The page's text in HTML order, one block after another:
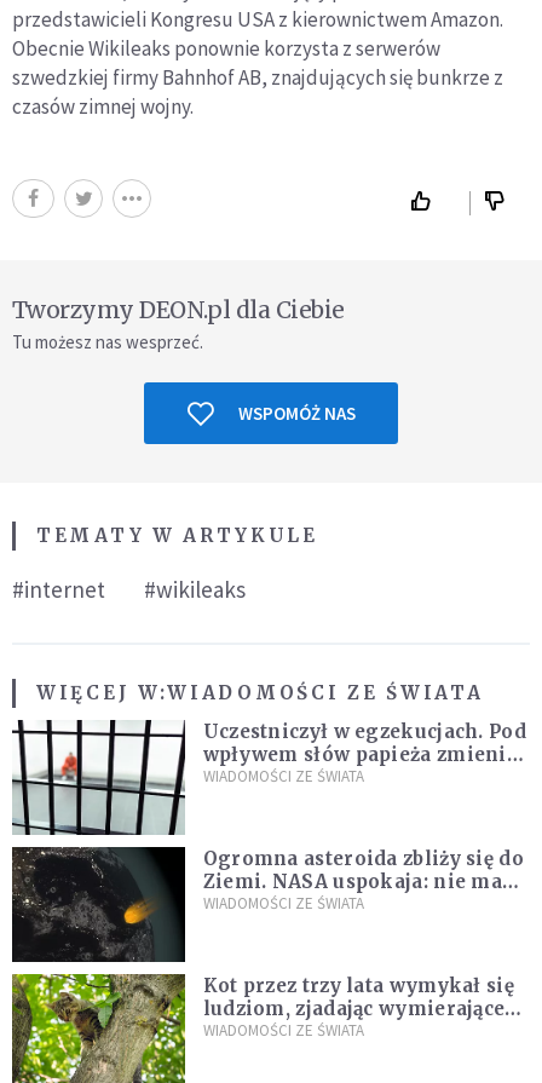
przedstawicieli Kongresu USA z kierownictwem Amazon.
Obecnie Wikileaks ponownie korzysta z serwerów
szwedzkiej firmy Bahnhof AB, znajdujących się bunkrze z
czasów zimnej wojny.
Tworzymy DEON.pl dla Ciebie
Tu możesz nas wesprzeć.
WSPOMÓŻ NAS
TEMATY W ARTYKULE
#internet #wikileaks
WIĘCEJ W:WIADOMOŚCI ZE ŚWIATA
Uczestniczył w egzekucjach. Pod
wpływem słów papieża zmienił
zdanie
WIADOMOŚCI ZE ŚWIATA
Ogromna asteroida zbliży się do
Ziemi. NASA uspokaja: nie ma
zagrożenia
WIADOMOŚCI ZE ŚWIATA
Kot przez trzy lata wymykał się
ludziom, zjadając wymierające
kaczki. W końcu popełnił
WIADOMOŚCI ZE ŚWIATA